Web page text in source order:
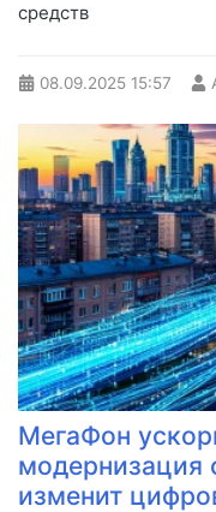
средств
08.09.2025 15:57
МегаФон
модернизация
изменит